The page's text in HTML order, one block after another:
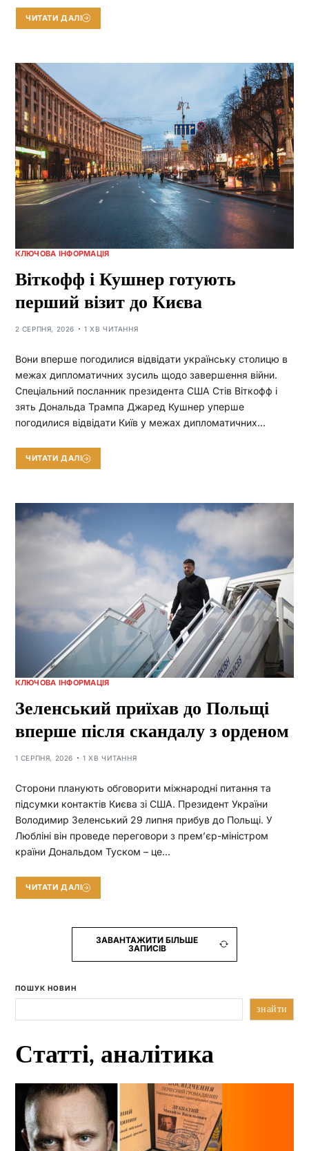
ЧИТАТИ ДАЛІ
КЛЮЧОВА ІНФОРМАЦІЯ
Віткофф і Кушнер готують
перший візит до Києва
2 СЕРПНЯ, 2026 1 ХВ ЧИТАННЯ
Вони вперше погодилися відвідати українську столицю в
межах дипломатичних зусиль щодо завершення війни.
Спеціальний посланник президента США Стів Віткофф і
зять Дональда Трампа Джаред Кушнер уперше
погодилися відвідати Київ у межах дипломатичних…
ЧИТАТИ ДАЛІ
КЛЮЧОВА ІНФОРМАЦІЯ
Зеленський приїхав до Польщі
вперше після скандалу з орденом
1 СЕРПНЯ, 2026 1 ХВ ЧИТАННЯ
Сторони планують обговорити міжнародні питання та
підсумки контактів Києва зі США. Президент України
Володимир Зеленський 29 липня прибув до Польщі. У
Любліні він проведе переговори з прем’єр-міністром
країни Дональдом Туском – це…
ЧИТАТИ ДАЛІ
ЗАВАНТАЖИТИ БІЛЬШЕ
ЗАПИСІВ
ПОШУК НОВИН
знайти
Статті, аналітика